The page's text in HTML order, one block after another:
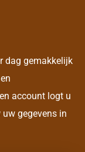
dag gemakkelijk
account logt u
gegevens in